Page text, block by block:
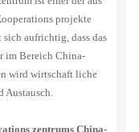
projekte
aufrichtig, dass das
im Bereich China-
wird wirtschaft liche
Austausch.
zentrums China-